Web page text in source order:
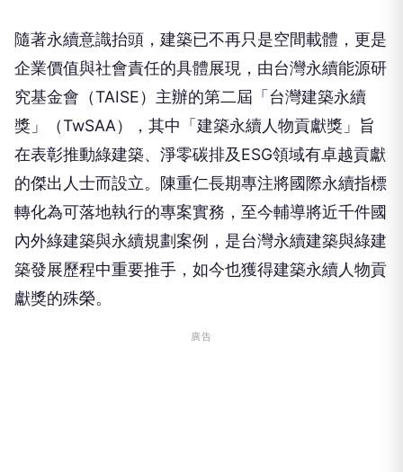
隨著永續意識抬頭，建築已不再只是空間載體，更是
企業價值與社會責任的具體展現，由台灣永續能源研
究基金會（TAISE）主辦的第二屆「台灣建築永續
獎」（TwSAA），其中「建築永續人物貢獻獎」旨
在表彰推動綠建築、淨零碳排及ESG領域有卓越貢獻
的傑出人士而設立。陳重仁長期專注將國際永續指標
轉化為可落地執行的專案實務，至今輔導將近千件國
內外綠建築與永續規劃案例，是台灣永續建築與綠建
築發展歷程中重要推手，如今也獲得建築永續人物貢
獻獎的殊榮。
廣告